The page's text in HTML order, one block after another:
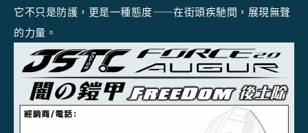
它不只是防護，更是一種態度——在街頭疾馳間，展現無聲
的力量。